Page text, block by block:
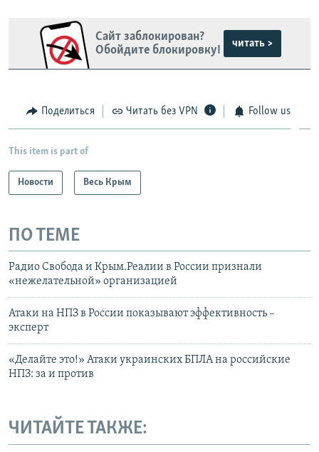
Сайт заблокирован?
Обойдите блокировку!
читать >
Поделиться Читать без VPN Follow us
This item is part of
Новости Весь Крым
ПО ТЕМЕ
Радио Свобода и Крым.Реалии в России признали
«нежелательной» организацией
Атаки на НПЗ в России показывают эффективность –
эксперт
«Делайте это!» Атаки украинских БПЛА на российские
НПЗ: за и против
ЧИТАЙТЕ ТАКЖЕ: